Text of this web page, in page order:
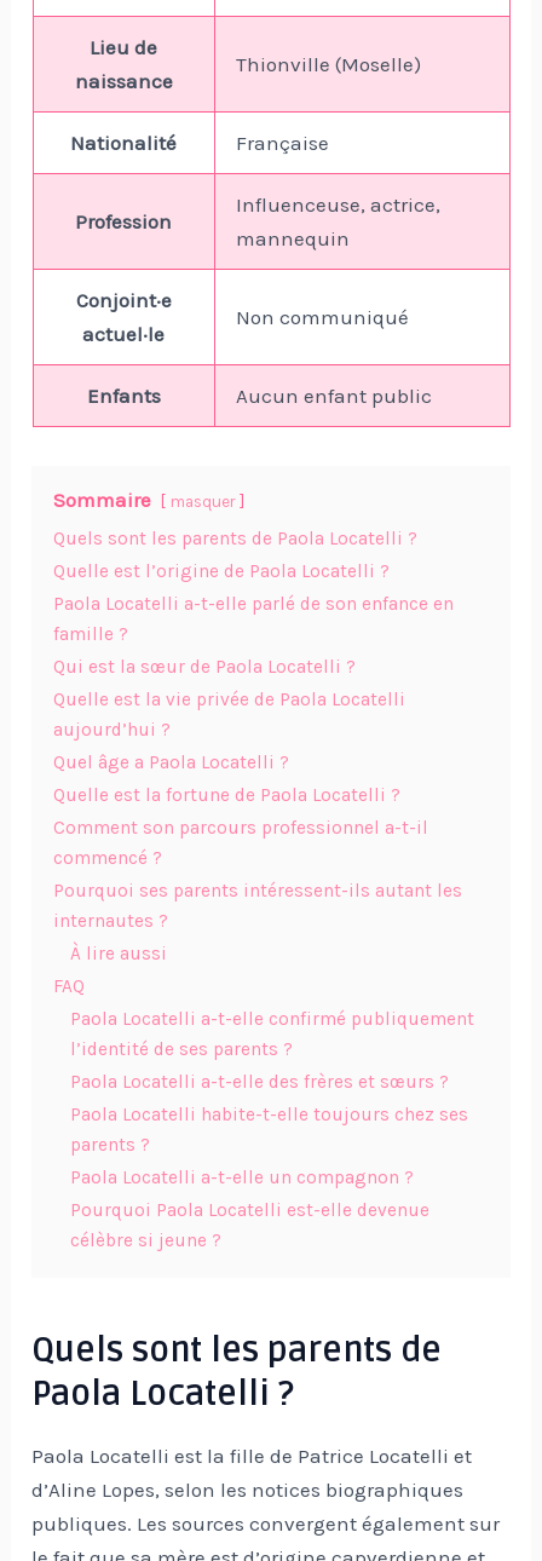
Lieu de
naissance
Thionville (Moselle)
Nationalité Française
Profession
Influenceuse, actrice,
mannequin
Conjoint·e
actuel·le
Non communiqué
Enfants Aucun enfant public
Sommaire masquer
Quels sont les parents de Paola Locatelli ?
Quelle est l’origine de Paola Locatelli ?
Paola Locatelli a-t-elle parlé de son enfance en
famille ?
Qui est la sœur de Paola Locatelli ?
Quelle est la vie privée de Paola Locatelli
aujourd’hui ?
Quel âge a Paola Locatelli ?
Quelle est la fortune de Paola Locatelli ?
Comment son parcours professionnel a-t-il
commencé ?
Pourquoi ses parents intéressent-ils autant les
internautes ?
À lire aussi
FAQ
Paola Locatelli a-t-elle confirmé publiquement
l’identité de ses parents ?
Paola Locatelli a-t-elle des frères et sœurs ?
Paola Locatelli habite-t-elle toujours chez ses
parents ?
Paola Locatelli a-t-elle un compagnon ?
Pourquoi Paola Locatelli est-elle devenue
célèbre si jeune ?
Quels sont les parents de
Paola Locatelli ?
Paola Locatelli est la fille de Patrice Locatelli et
d’Aline Lopes, selon les notices biographiques
publiques. Les sources convergent également sur